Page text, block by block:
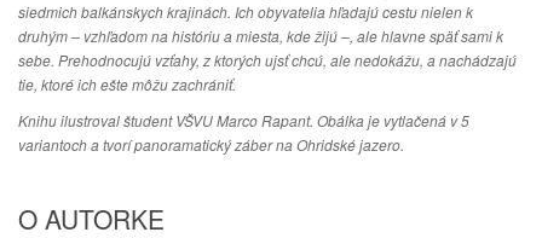
siedmich balkánskych krajinách. Ich obyvatelia hľadajú cestu nielen k
druhým – vzhľadom na históriu a miesta, kde žijú –, ale hlavne späť sami k
sebe. Prehodnocujú vzťahy, z ktorých ujsť chcú, ale nedokážu, a nachádzajú
tie, ktoré ich ešte môžu zachrániť.
Knihu ilustroval študent VŠVU Marco Rapant. Obálka je vytlačená v 5
variantoch a tvorí panoramatický záber na Ohridské jazero.
O AUTORKE